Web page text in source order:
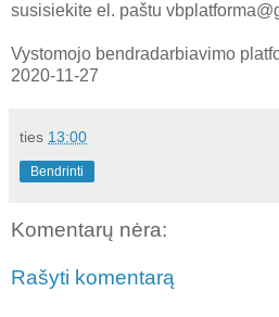
susisiekite el. paštu
Vystomojo bendradarbiavimo
2020-11-27
ties 13:00
Bendrinti
Komentarų nėra:
Rašyti komentarą